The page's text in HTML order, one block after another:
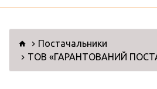
Постачальники
ТОВ «ГАРАНТОВАНИЙ